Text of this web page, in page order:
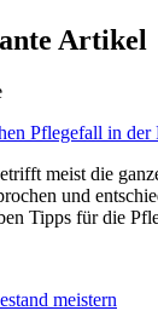
Artikel
Pflegefall in der
meist die
und
Tipps für die
meistern